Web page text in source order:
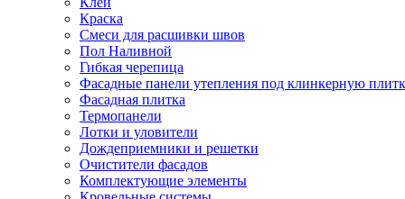
Краска
Смеси для расшивки швов
Пол Наливной
Гибкая черепица
Фасадные панели утепления под клинкерную
Фасадная плитка
Термопанели
Лотки и уловители
Дождеприемники и решетки
Очистители фасадов
Комплектующие элементы